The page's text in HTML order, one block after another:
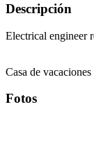
Descripción
Electrical engineer
Casa de
Fotos